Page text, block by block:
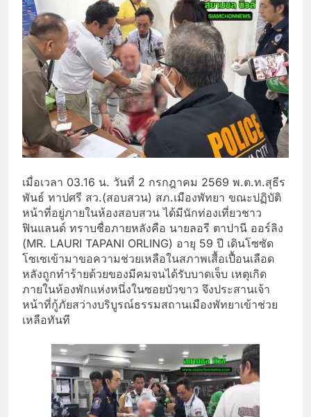
เมื่อเวลา 03.16 น. วันที่ 2 กรกฎาคม 2569 พ.ต.ท.สุธีร
พันธ์ ทาปศรี สว.(สอบสวน) สภ.เมืองพัทยา ขณะปฏิบัติ
หน้าที่อยู่ภายในห้องสอบสวน ได้มีนักท่องเที่ยวชาว
ฟินแลนด์ ทราบชื่อภายหลังคือ นายลอรี ตาปานี ออร์ลิง
(MR. LAURI TAPANI ORLING) อายุ 59 ปี เดินโซซัด
โซเซเข้ามาขอความช่วยเหลือในสภาพเสื้อเปื้อนเลือด
หลังถูกทำร้ายด้วยของมีคมจนได้รับบาดเจ็บ เหตุเกิด
ภายในห้องพักแห่งหนึ่งในซอยบัวขาว จึงประสานเจ้า
หน้าที่กู้ภัยสว่างบริบูรณ์ธรรมสถานเมืองพัทยาเข้าช่วย
เหลือทันที